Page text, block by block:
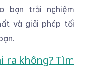
bạn trải nghiệm
và giải pháp tối
ra không? Tìm